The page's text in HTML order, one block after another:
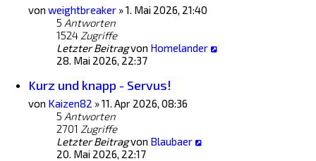
von weightbreaker »1. Mai 2026, 21:40
5 Antworten
1524 Zugriffe
Letzter Beitragvon Homelander
28. Mai 2026, 22:37
Kurz und knapp - Servus!
von Kaizen82 »11. Apr 2026, 08:36
5 Antworten
2701 Zugriffe
Letzter Beitragvon Blaubaer
20. Mai 2026, 22:17